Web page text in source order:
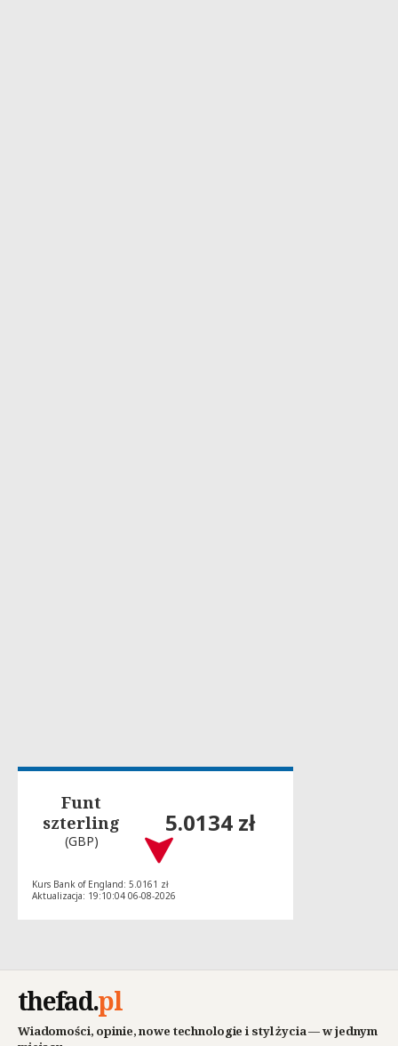
Funt
szterling
(GBP)
5.0134 zł
Kurs Bank of England: 5.0161 zł
Aktualizacja: 19:10:04 06-08-2026
thefad.pl
Wiadomości, opinie, nowe technologie i styl życia — w jednym